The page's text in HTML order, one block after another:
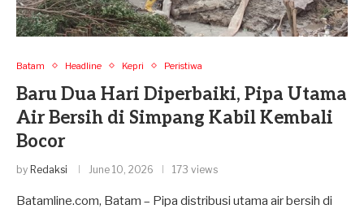
Batam Headline Kepri Peristiwa
Baru Dua Hari Diperbaiki, Pipa Utama
Air Bersih di Simpang Kabil Kembali
Bocor
by Redaksi June 10, 2026 173 views
Batamline.com, Batam – Pipa distribusi utama air bersih di